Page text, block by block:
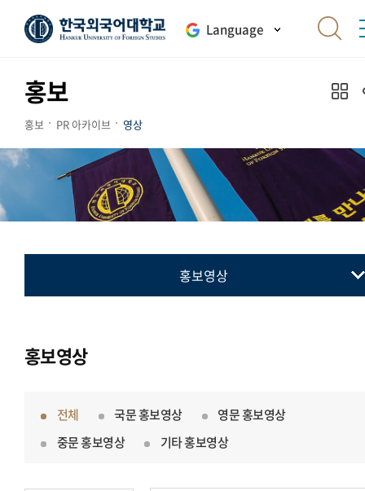
Language
홍보
홍보 PR 아카이브 영상
홍보영상
홍보영상
전체 국문 홍보영상
영문 홍보영상
중문 홍보영상
기타 홍보영상